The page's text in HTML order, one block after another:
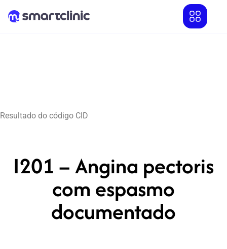
Resultado do código CID
I201 – Angina pectoris
com espasmo
documentado